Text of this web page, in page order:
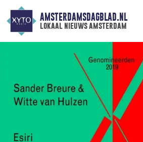
AMSTERDAMSDAGBLAD.NL
lokaal nieuws amsterdam